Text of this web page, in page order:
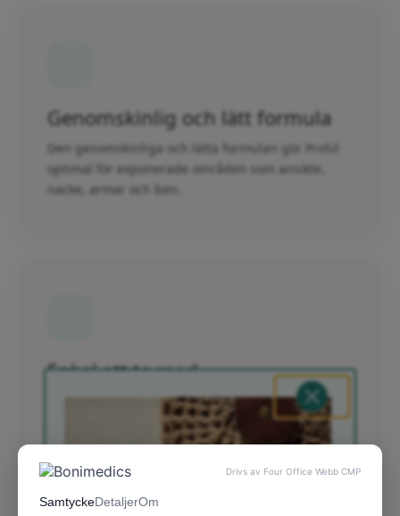
Genomskinlig och lätt formula
Den genomskinliga och lätta formulan gör ProSil
optimal för exponerade områden som ansikte,
nacke, armar och ben.
Enkel att ta med
Den revolutionerande stiftformen gör den enkel
att ha med i väskan och smörja på vid behov.